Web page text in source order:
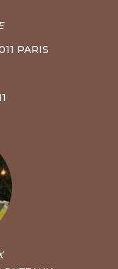
PARIS